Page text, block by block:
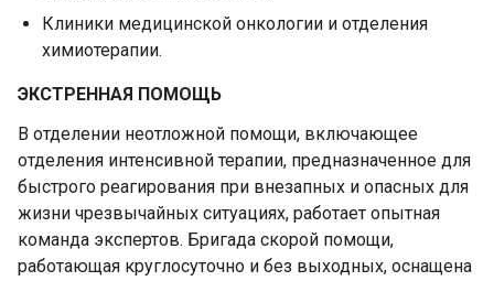
Клиники медицинской онкологии и отделения
химиотерапии.
ЭКСТРЕННАЯ ПОМОЩЬ
В отделении неотложной помощи, включающее
отделения интенсивной терапии, предназначенное для
быстрого реагирования при внезапных и опасных для
жизни чрезвычайных ситуациях, работает опытная
команда экспертов. Бригада скорой помощи,
работающая круглосуточно и без выходных, оснащена